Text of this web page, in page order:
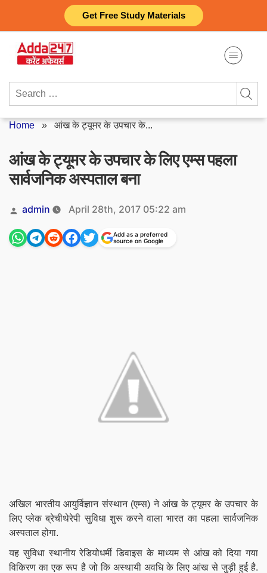
Get Free Study Materials
content
Search
Home » आंख के ट्यूमर के उपचार के...
आंख के ट्यूमर के उपचार के लिए एम्स पहला
सार्वजनिक अस्पताल बना
Posted
by
admin April 28th, 2017 05:22 am
Add as a preferred
source on Google
अखिल भारतीय आयुर्विज्ञान संस्थान (एम्स) ने आंख के ट्यूमर के उपचार के
लिए प्लेक ब्रेचीथेरेपी सुविधा शुरू करने वाला भारत का पहला सार्वजनिक
अस्पताल होगा.
यह सुविधा स्थानीय रेडियोधर्मी डिवाइस के माध्यम से आंख को दिया गया
विकिरण का एक रूप है जो कि अस्थायी अवधि के लिए आंख से जुड़ी हुई है.